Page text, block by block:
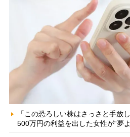
「この恐ろしい株はさっさと手
500万円の利益を出した女性が“夢